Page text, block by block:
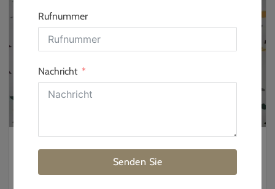
What’s the Real Difference Between Homogeneous Vinyl Sheet
and Conductive Vinyl Sheet
Rufnummer
Nachricht
Senden Sie